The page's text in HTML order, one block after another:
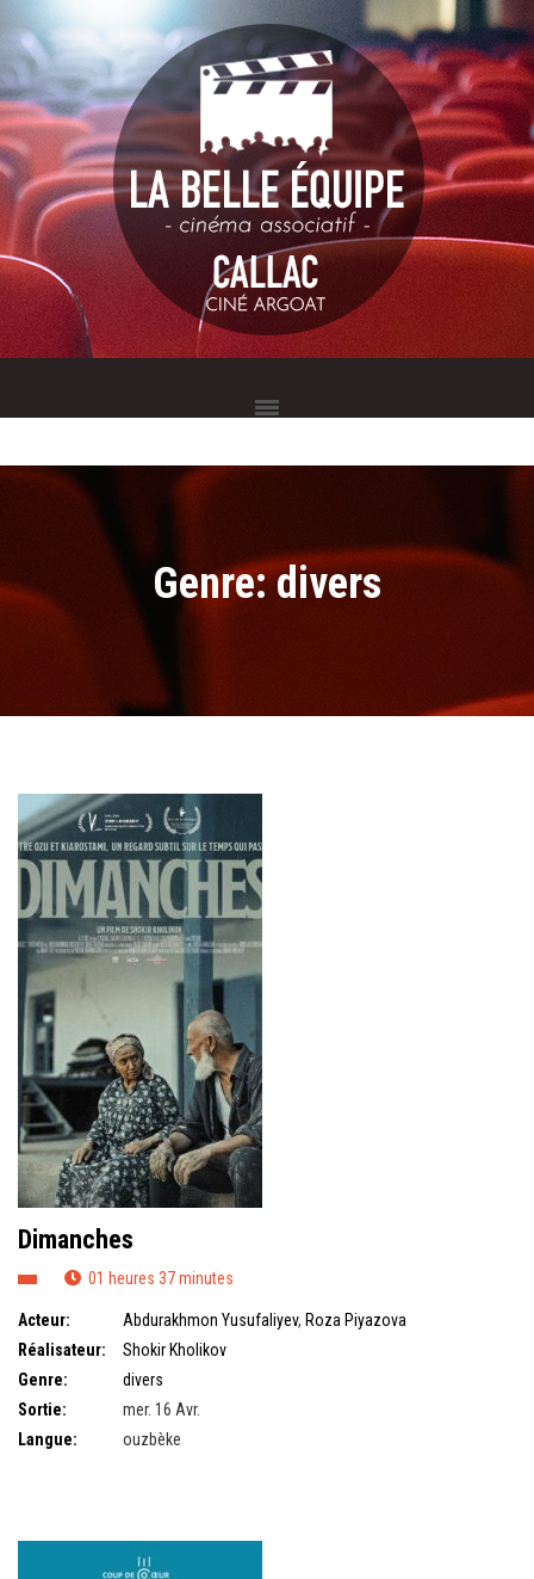
Genre: divers
Dimanches
01 heures 37 minutes
Acteur: Abdurakhmon Yusufaliyev, Roza Piyazova
Réalisateur:
Shokir Kholikov
Genre:
divers
Sortie:
mer. 16 Avr.
Langue:
ouzbèke